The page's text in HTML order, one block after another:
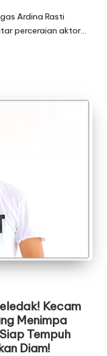
Ardina Rasti
perceraian aktor…
Kecam
Menimpa
Tempuh
Diam!